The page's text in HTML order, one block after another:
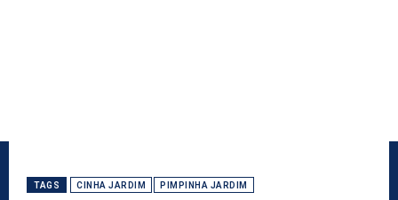
TAGS CINHA JARDIM PIMPINHA JARDIM